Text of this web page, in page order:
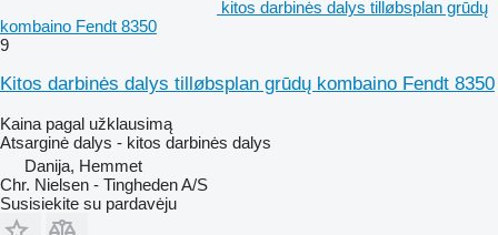
kitos darbinės dalys tilløbsplan grūdų
kombaino Fendt 8350
9
Kitos darbinės dalys tilløbsplan grūdų kombaino Fendt 8350
Kaina pagal užklausimą
Atsarginė dalys - kitos darbinės dalys
Danija, Hemmet
Chr. Nielsen - Tingheden A/S
Susisiekite su pardavėju